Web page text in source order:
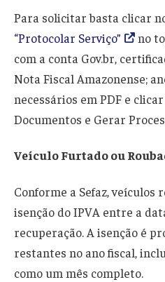
Para solicitar basta clicar
“Protocolar Serviço”
no
com a conta Gov.br,
Nota Fiscal Amazonense;
necessários em PDF e
Documentos e Gerar
Veículo Furtado ou
Conforme a Sefaz,
isenção do IPVA entre a
recuperação. A isenção é
restantes no ano fiscal,
como um mês completo.